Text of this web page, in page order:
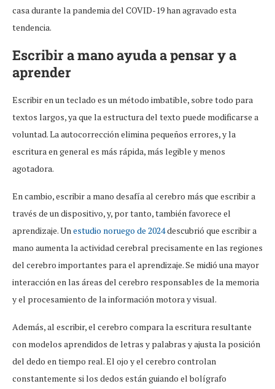
casa durante la pandemia del COVID-19 han agravado esta
tendencia.
Escribir a mano ayuda a pensar y a
aprender
Escribir en un teclado es un método imbatible, sobre todo para
textos largos, ya que la estructura del texto puede modificarse a
voluntad. La autocorrección elimina pequeños errores, y la
escritura en general es más rápida, más legible y menos
agotadora.
En cambio, escribir a mano desafía al cerebro más que escribir a
través de un dispositivo, y, por tanto, también favorece el
aprendizaje. Unestudio noruego de 2024descubrió que escribir a
mano aumenta la actividad cerebral precisamente en las regiones
del cerebro importantes para el aprendizaje. Se midió una mayor
interacción en las áreas del cerebro responsables de la memoria
y el procesamiento de la información motora y visual.
Además, al escribir, el cerebro compara la escritura resultante
con modelos aprendidos de letras y palabras y ajusta la posición
del dedo en tiempo real. El ojo y el cerebro controlan
constantemente si los dedos están guiando el bolígrafo